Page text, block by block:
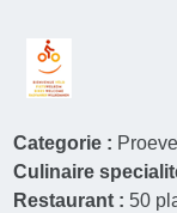
Categorie :
Culinaire
Restaurant : 50